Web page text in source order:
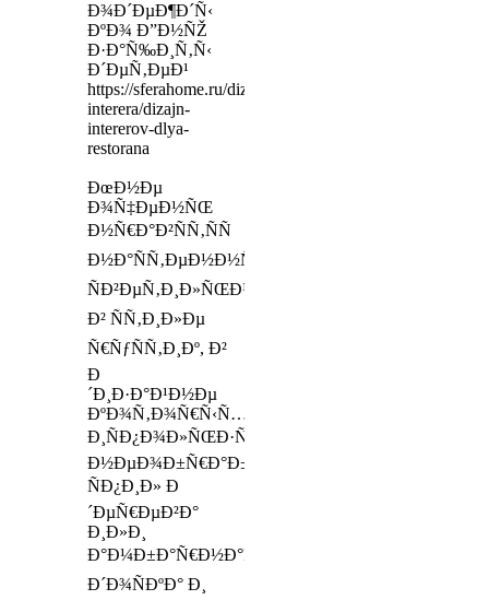
Ð¾Ð´ÐµÐ¶Ð´Ñ‹
ÐºÐ¾ Ð”Ð½ÑŽ
Ð·Ð°Ñ‰Ð¸Ñ‚Ñ‹
Ð´ÐµÑ‚ÐµÐ¹
https://sferahome.ru/dizajn-
interera/dizajn-
intererov-dlya-
restorana
ÐœÐ½Ðµ
Ð¾Ñ‡ÐµÐ½ÑŒ
Ð½Ñ€Ð°Ð²ÑÑ‚ÑÑ
Ð½Ð°ÑÑ‚ÐµÐ½Ð½Ñ‹Ðµ
ÑÐ²ÐµÑ‚Ð¸Ð»ÑŒÐ½Ð¸ÐºÐ¸
Ð² ÑÑ‚Ð¸Ð»Ðµ
Ñ€ÑƒÑÑ‚Ð¸Ðº, Ð²
Ð
´Ð¸Ð·Ð°Ð¹Ð½Ðµ
ÐºÐ¾Ñ‚Ð¾Ñ€Ñ‹Ñ…
Ð¸ÑÐ¿Ð¾Ð»ÑŒÐ·ÑƒÑŽÑ‚ÑÑ
Ð½ÐµÐ¾Ð±Ñ€Ð°Ð±Ð¾Ñ‚Ð°Ð½Ð½Ñ‹Ð¹
ÑÐ¿Ð¸Ð» Ð
´ÐµÑ€ÐµÐ²Ð°
Ð¸Ð»Ð¸
Ð°Ð¼Ð±Ð°Ñ€Ð½Ð°Ñ
Ð´Ð¾ÑÐºÐ° Ð¸